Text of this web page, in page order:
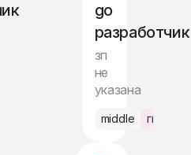
по РФ
go
разработчик
зп
не
указана
middle гибрид